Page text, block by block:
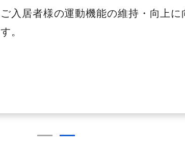
ご入居者様の運動機能の維持・向上
す。